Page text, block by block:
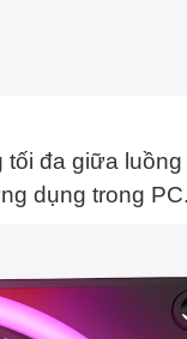
đa giữa
dụng trong PC.